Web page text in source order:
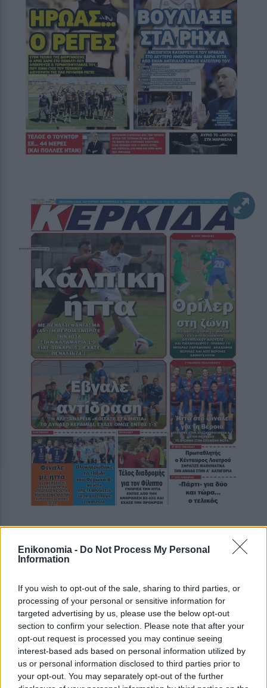
Enikonomia - Do Not Process My Personal
Information
If you wish to opt-out of the sale, sharing to third parties, or
processing of your personal or sensitive information for
targeted advertising by us, please use the below opt-out
section to confirm your selection. Please note that after your
opt-out request is processed you may continue seeing
interest-based ads based on personal information utilized by
us or personal information disclosed to third parties prior to
your opt-out. You may separately opt-out of the further